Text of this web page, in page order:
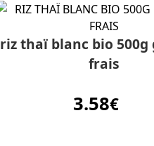
riz thaï blanc bio 500g
frais
3.58€